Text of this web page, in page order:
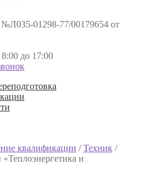
№Л035-01298-77/00179654 от
до 17:00
квалификации /Техник /
и